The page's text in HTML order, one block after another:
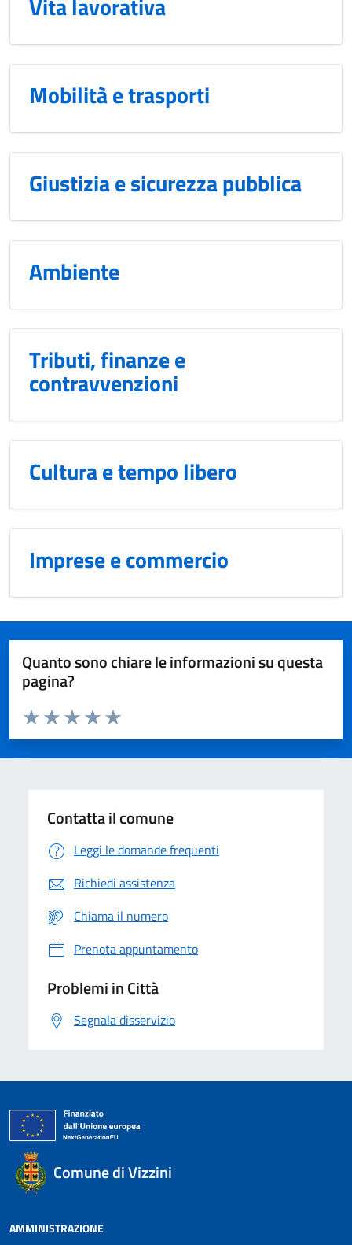
Mobilità e trasporti
Giustizia e sicurezza pubblica
Ambiente
Tributi, finanze e
contravvenzioni
Cultura e tempo libero
Imprese e commercio
Quanto sono chiare le informazioni su questa
pagina?
Domanda
Valuta da 1 a 5 stelle la pagina
Valuta 5 stelle su 5
Valuta 4 stelle su 5
Valuta 3 stelle su 5
Valuta 2 stelle su 5
Valuta 1 stelle su 5
Contatta il comune
Leggi le domande frequenti
Richiedi assistenza
Chiama il numero
Prenota appuntamento
Problemi in Città
Segnala disservizio
Comune di Vizzini
AMMINISTRAZIONE